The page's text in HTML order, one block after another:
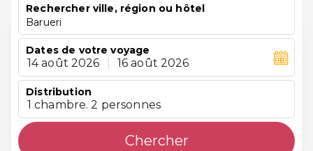
Rechercher ville, région ou hôtel
Barueri
Dates de votre voyage
14 août 2026 16 août 2026
Distribution
1 chambre. 2 personnes
Chercher